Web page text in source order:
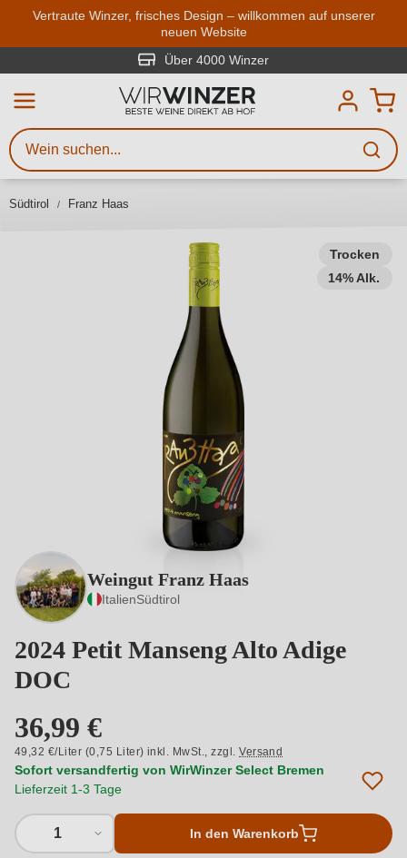
Zum Hauptinhalt springen
Vertraute Winzer, frisches Design – willkommen auf unserer
neuen Website
Über 4000 Winzer
Südtirol Franz Haas
Trocken
14% Alk.
Weingut Franz Haas
ItalienSüdtirol
2024 Petit Manseng Alto Adige
DOC
36,99 €
49,32 €/Liter (0,75 Liter) inkl. MwSt.,zzgl.Versand
Sofort versandfertig von WirWinzer Select Bremen
Lieferzeit 1-3 Tage
1 In den Warenkorb
Weinsuche
Mindestens 3 Zeichen eingeben
Beschreiben Sie, welchen Wein
Sie suchen – ob nach Geschmack,